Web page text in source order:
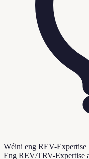
Wéini eng REV-Expertise
Eng REV/TRV-Expertise